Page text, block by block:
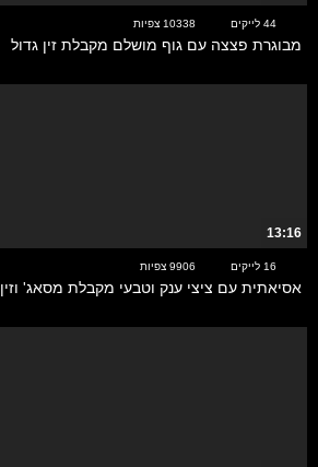
44 לייקים 10338 צפיות
מבוגרת פצצה עם גוף מושלם מקבלת זין גדול
13:16
16 לייקים 9906 צפיות
אסיאתית עם ציצי ענק וטבעי מקבלת מסאג' וזין